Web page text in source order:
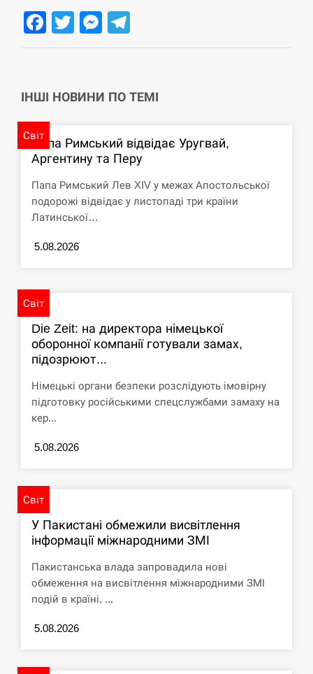
СЕРПЕНЬ
12:40
Латвія готова направити до 20 військових для
розблокування Ормузької протоки
СЕРПЕНЬ
Силы обороны поразили российскую
12:10
циклоспорозу, захворіли понад 10 тисяч…
СЕРПЕНЬ
11:53
Под огнем “Эпицентр”, ROZETKA и “Новая
почта”: что известно об…
СЕРПЕНЬ
11:23
Россияне ударили “Бардеролями” по Харькову,
ЩЕ...
Facebook
TwitterMessenger
ІНШІ НОВИНИ ПО ТЕМІ
Світ
Папа Римський відвідає Уругвай,
Аргентину та Перу
Папа Римський Лев XIV у межах Апостольської
подорожі відвідає у листопаді три країни
Латинської…
5.08.2026
Світ
Die Zeit: на директора німецької
оборонної компанії готували замах,
підозрюют...
Німецькі органи безпеки розслідують імовірну
підготовку російськими спецслужбами замаху на
кер...
5.08.2026
Світ
У Пакистані обмежили висвітлення
інформації міжнародними ЗМІ
Пакистанська влада запровадила нові
обмеження на висвітлення міжнародними ЗМІ
подій в країні, ...
5.08.2026